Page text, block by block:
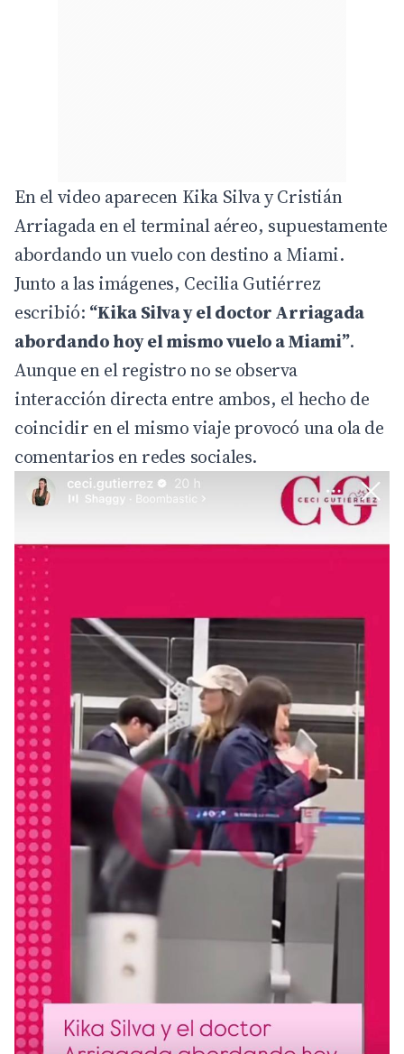
En el video aparecen Kika Silva y Cristián
Arriagada en el terminal aéreo, supuestamente
abordando un vuelo con destino a Miami.
Junto a las imágenes, Cecilia Gutiérrez
escribió: “Kika Silva y el doctor Arriagada
abordando hoy el mismo vuelo a Miami”.
Aunque en el registro no se observa
interacción directa entre ambos, el hecho de
coincidir en el mismo viaje provocó una ola de
comentarios en redes sociales.